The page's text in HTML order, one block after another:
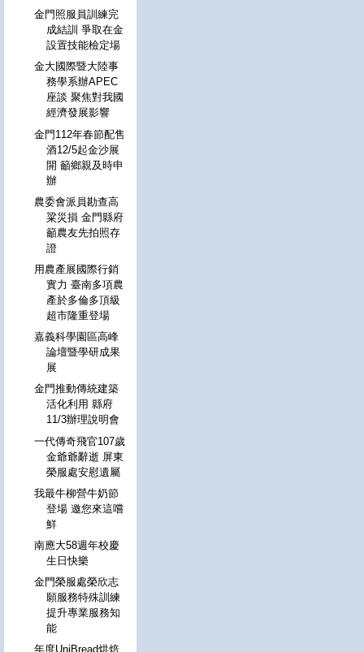
金門照服員訓練完
成結訓 爭取在金
設置技能檢定場
金大國際暨大陸事
務學系辦APEC
座談 聚焦對我國
經濟發展影響
金門112年春節配售
酒12/5起金沙展
開 籲鄉親及時申
辦
農委會派員勘查高
粱災損 金門縣府
籲農友先拍照存
證
用農產展國際行銷
實力 臺南多項農
產於多倫多頂級
超市隆重登場
嘉義科學園區高峰
論壇暨學研成果
展
金門推動傳統建築
活化利用 縣府
11/3辦理說明會
一代傳奇飛官107歲
金爺爺辭逝 屏東
榮服處安慰遺屬
我最牛柳營牛奶節
登場 邀您來這嚐
鮮
南應大58週年校慶
生日快樂
金門榮服處榮欣志
願服務特殊訓練
提升專業服務知
能
年度UniBread烘焙